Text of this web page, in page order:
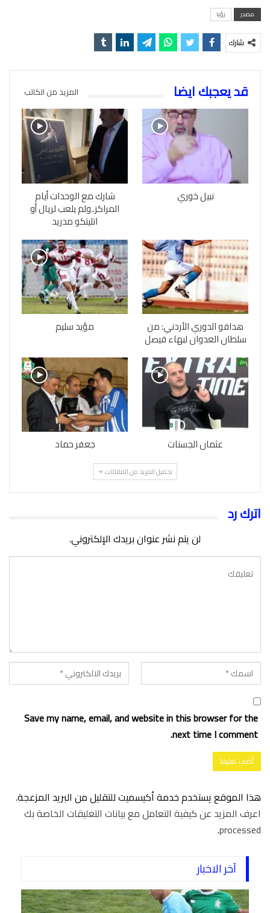
مصدر رؤيا
شارك
قد يعجبك ايضا المزيد من الكاتب
نبيل خوري شارك مع الوحدات أيام
المراكز..ولم يلعب لريال أو
اتليتكو مدريد
هدافو الدوري الأردني: من
سلطان العدوان لبهاء فيصل
مؤيد سليم
عثمان الجسنات جعفر حماد
تحميل المزيد من المقالات
اترك رد
لن يتم نشر عنوان بريدك الإلكتروني.
Save my name, email, and website in this browser for the
next time I comment.
هذا الموقع يستخدم خدمة أكيسميت للتقليل من البريد المزعجة.
اعرف المزيد عن كيفية التعامل مع بيانات التعليقات الخاصة بك
processed
.
آخر الاخبار